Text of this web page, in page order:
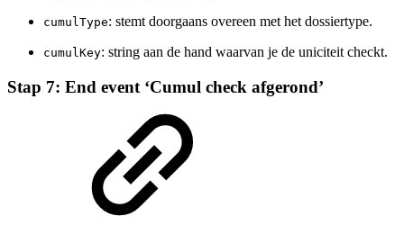
cumulType: stemt doorgaans overeen met het dossiertype.
cumulKey: string aan de hand waarvan je de uniciteit checkt.
Stap 7: End event ‘Cumul check afgerond’